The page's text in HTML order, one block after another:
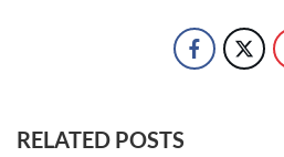
RELATED POSTS